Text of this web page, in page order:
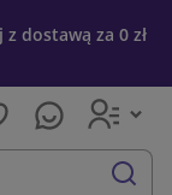
dostawą za 0 zł
szukaj